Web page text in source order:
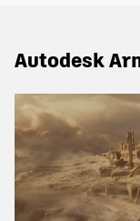
Autodesk